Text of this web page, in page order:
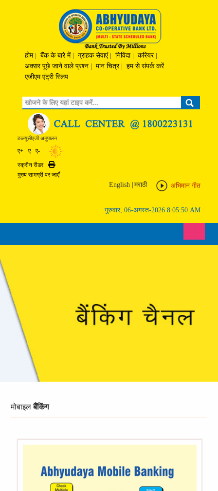
होम बैंक के बारे में ग्राहक सेवाएं निविदा करियर
अक्‍सर पूछे जाने वाले प्रश्‍न
मान चित्र
हम से संपर्क करें
एजीएम एंट्री स्लिप
Search
डब्ल्यूसीएजी अनुपालन
ए+ ए ए-
स्क्रीन रीडर
Print
मुख्य सामग्री पर जाएँ
अभिमान गीत
English मराठी
गुरुवार, 06-अगस्त-2026 8:05:50 AM
मोबाइलबैंकिंग